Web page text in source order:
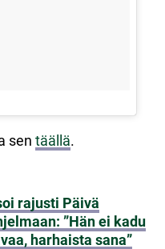
sen täällä.
rajusti Päivä
”Hän ei kadu
harhaista sana”